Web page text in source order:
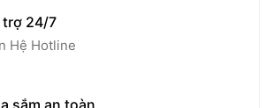
trợ 24/7
Hệ Hotline